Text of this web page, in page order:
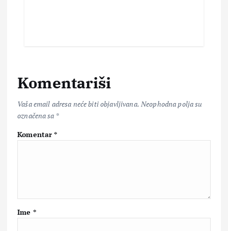
Komentariši
Vaša email adresa neće biti objavljivana. Neophodna polja su
označena sa *
Komentar*
Ime *